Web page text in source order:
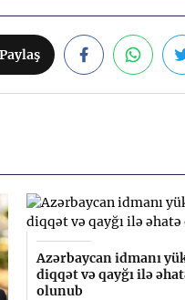
Paylaş
Azərbaycan idmanı
diqqət və qayğı ilə
olunub